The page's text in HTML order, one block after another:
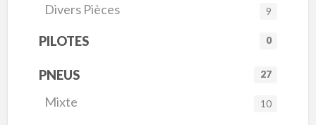
Divers Pièces 9
PILOTES 0
PNEUS 27
Mixte 10